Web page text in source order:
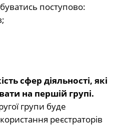
поступово:
сфер діяльності, які
на першій групі.
групи буде
реєстраторів